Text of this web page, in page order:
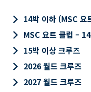
keyboard_arrow_right 14박 이하 (MSC 요
keyboard_arrow_right MSC 요트 클럽 –
keyboard_arrow_right 15박 이상 크루즈
keyboard_arrow_right 2026 월드 크루즈
keyboard_arrow_right 2027 월드 크루즈